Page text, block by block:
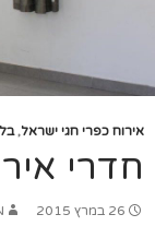
אירוח כפרי חגי ישראל,
חדרי
26 במרץ 2015